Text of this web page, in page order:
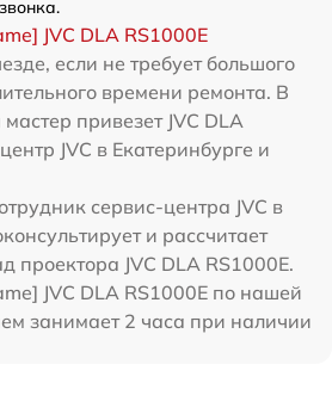
JVC DLA RS1000E
если не требует большого
времени ремонта. В
привезет JVC DLA
JVC в Екатеринбурге и
сервис-центра JVC в
и рассчитает
проектора JVC DLA RS1000E.
JVC DLA RS1000E по нашей
занимает 2 часа при наличии